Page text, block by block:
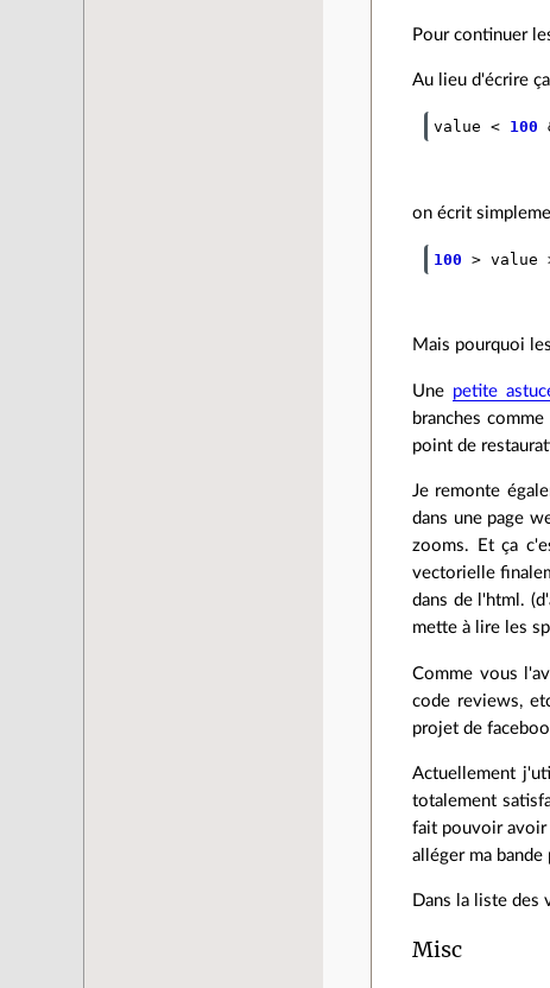
Pour continuer
Au lieu d'écrire ça
value < 100
on écrit
100 > value
Mais pourquoi
Une petite
branches
point de
Je remonte
dans une page
zooms. Et ça
vectorielle
dans de l'html.
mette à lire les
Comme vous
code reviews,
projet de
Actuellement
totalement
fait pouvoir avoir
alléger ma
Dans la liste des
Misc